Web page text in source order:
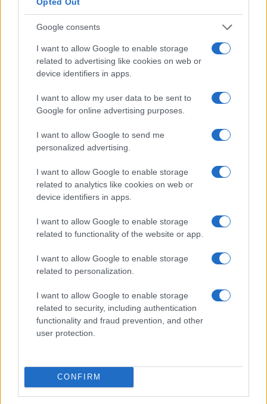
Google consents
I want to allow Google to enable storage
related to advertising like cookies on web or
device identifiers in apps.
I want to allow my user data to be sent to
Google for online advertising purposes.
I want to allow Google to send me
personalized advertising.
I want to allow Google to enable storage
related to analytics like cookies on web or
device identifiers in apps.
I want to allow Google to enable storage
related to functionality of the website or app.
I want to allow Google to enable storage
related to personalization.
I want to allow Google to enable storage
related to security, including authentication
functionality and fraud prevention, and other
user protection.
CONFIRM
Dimitris Papastergiou
Minister of Digital Governance
Alexandra Palli
Deputy Regional Governor for
Entrepreneurship & European
Programming in Attica
Attica Region
Δείτε το OmniCommerce Conference